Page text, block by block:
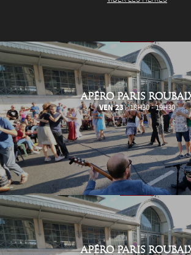
APÉRO PARIS
VEN 23- 18H30 - 19H30
APÉRO PARIS